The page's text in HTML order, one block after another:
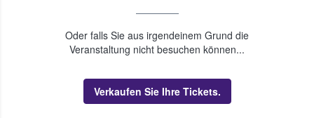
Oder falls Sie aus irgendeinem Grund die
Veranstaltung nicht besuchen können...
Verkaufen Sie Ihre Tickets.